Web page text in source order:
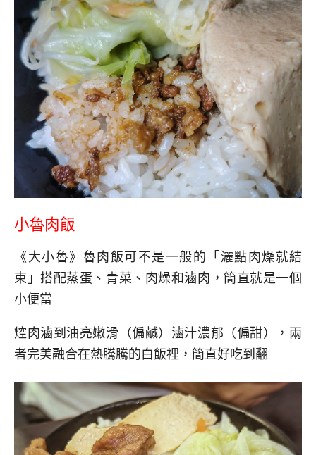
小魯肉飯
《大小魯》魯肉飯可不是一般的「灑點肉燥就結
束」搭配蒸蛋、青菜、肉燥和滷肉，簡直就是一個
小便當
焢肉滷到油亮嫩滑（偏鹹）滷汁濃郁（偏甜），兩
者完美融合在熱騰騰的白飯裡，簡直好吃到翻